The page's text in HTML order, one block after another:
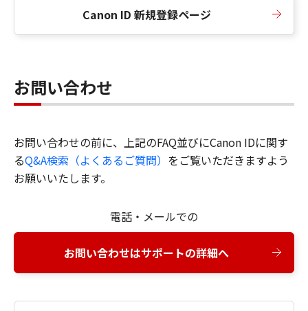
Canon ID 新規登録ページ
お問い合わせ
お問い合わせの前に、上記のFAQ並びにCanon IDに関す
るQ&A検索（よくあるご質問） をご覧いただきますよう
お願いいたします。
電話・メールでの
お問い合わせはサポートの詳細へ